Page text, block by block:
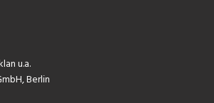
u.a.
Berlin